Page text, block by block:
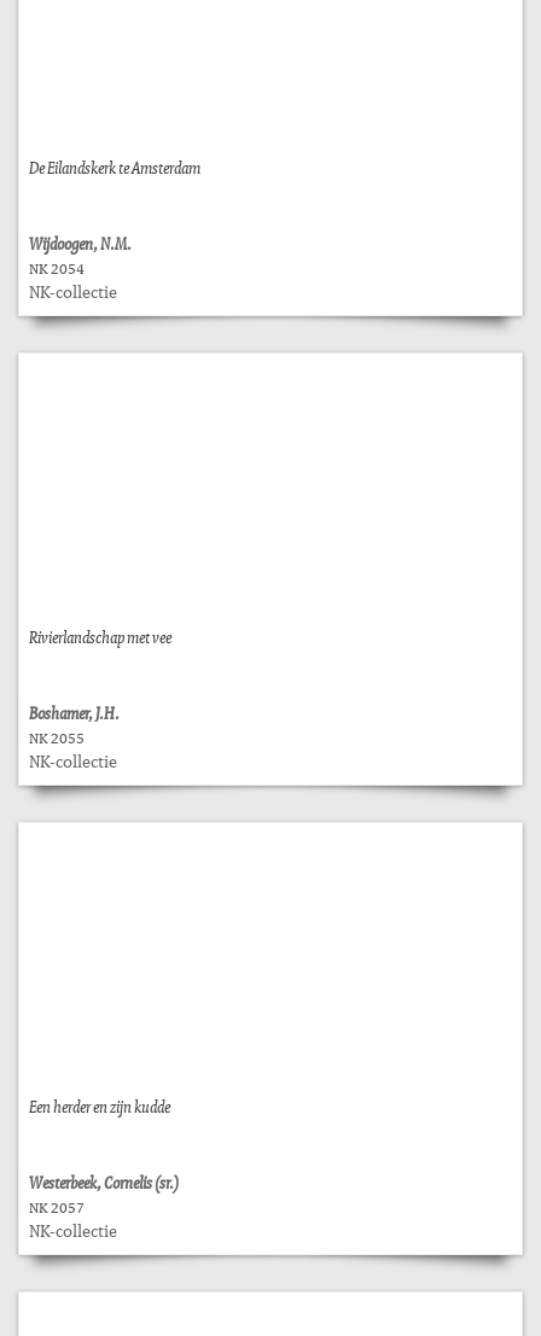
De Eilandskerk te Amsterdam
Wijdoogen, N.M.
NK 2054
NK-collectie
Rivierlandschap met vee
Boshamer, J.H.
NK 2055
NK-collectie
Een herder en zijn kudde
Westerbeek, Cornelis (sr.)
NK 2057
NK-collectie